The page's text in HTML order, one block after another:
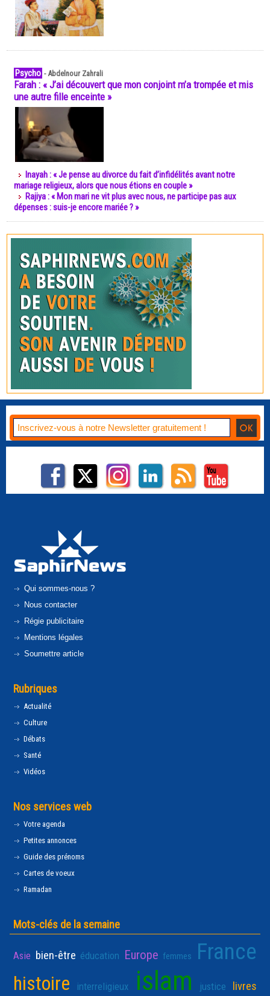
Psycho -Abdelnour Zahrali
Farah : « J’ai découvert que mon conjoint m’a trompée et mis
une autre fille enceinte »
Inayah : « Je pense au divorce du fait d’infidélités avant notre
mariage religieux, alors que nous étions en couple »
Rajiya : « Mon mari ne vit plus avec nous, ne participe pas aux
dépenses : suis-je encore mariée ? »
Qui sommes-nous ?
Nous contacter
Régie publicitaire
Mentions légales
Soumettre article
Rubriques
Actualité
Culture
Débats
Santé
Vidéos
Nos services web
Votre agenda
Petites annonces
Guide des prénoms
Cartes de voeux
Ramadan
Mots-clés de la semaine
Asie bien-être éducation Europe femmes France
histoire interreligieux islam justice livres